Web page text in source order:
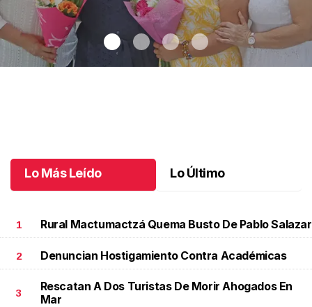
Lo Más Leído Lo Último
1 Rural Mactumactzá Quema Busto De Pablo Salazar
2 Denuncian Hostigamiento Contra Académicas
3
Rescatan A Dos Turistas De Morir Ahogados En
Mar